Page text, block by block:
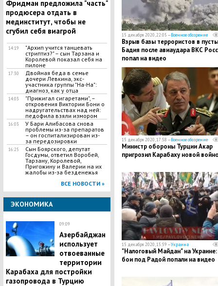
Фридман предложила "часть"
продюсера отдать в
мединститут, чтобы не
сгубил себя виагрой
14:19
"Архип учится танцевать
стриптиз?" – сын Тарзана и
Королевой показал себя на
пилоне
17:30
Двойная беда в семье
дочери Левкина, экс-
участника группы "На-На":
диагноз, как у отца
14:03
"Прижигал сигаретами", –
откровения Виктории Бони о
надругательствах над ней:
педофила взяли измором
16:03
У Бари Алибасова снова
проблемы из-за препаратов
– он госпитализирован из-
за передозировки
16:25
Сын Боярского, депутат
Госдумы, ответил Воробей,
Тарзану, Королевой,
Пригожину и Валерии на их
жалобы из-за безденежья
ВСЕ НОВОСТИ »
ЭКОНОМИКА
09:09
Азербайджан
использует
отвоеванные
территории
Карабаха для постройки
газопровода в Турцию
15 декабря 2020, 22:05 —Военное обозрение
Взрыв базы террористов в
Бадия после авиаудара ВКС
попал на видео
15 декабря 2020, 17:58 —Военное обозрение
Министр обороны Турции Акар
пригрозил Карабаху новой
15 декабря 2020, 15:59 —Украина
"Налоговый Майдан" на Украине:
бои под Радой попали на видео